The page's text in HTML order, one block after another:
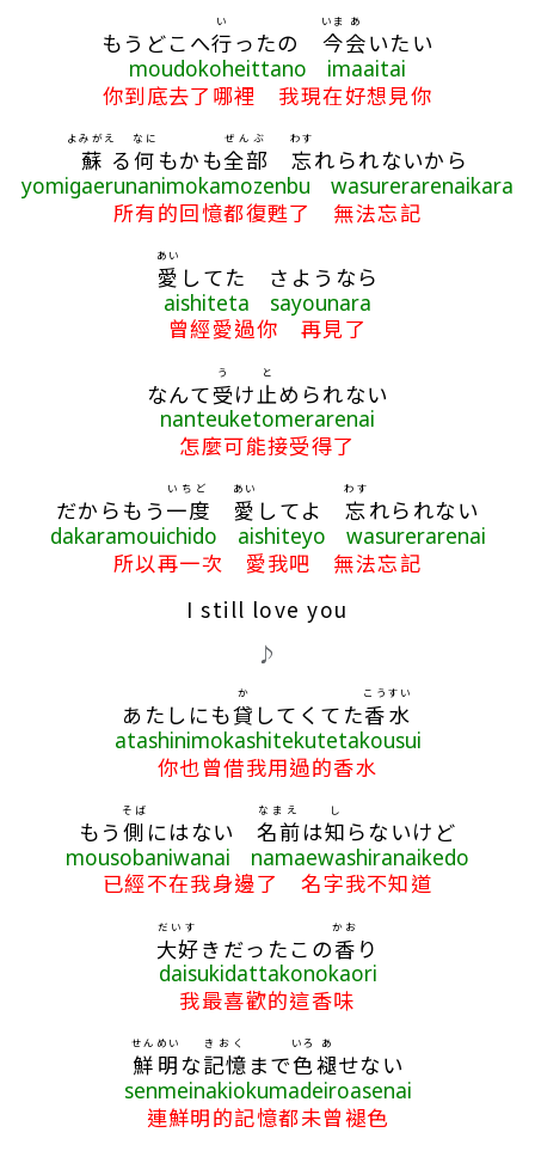
もうどこへ行
い
ったの 今
いま
会
あ
いたい
moudokoheittano imaaitai
你到底去了哪裡 我現在好想見你
蘇
よみがえ
る何
なに
もかも全部
ぜんぶ
忘
わす
れられないから
yomigaerunanimokamozenbu wasurerarenaikara
所有的回憶都復甦了 無法忘記
愛
あい
してた さようなら
aishiteta sayounara
曾經愛過你 再見了
なんて受
う
け 止
と
められない
nanteuketomerarenai
怎麼可能接受得了
だからもう 一度
いちど
愛
あい
してよ忘
わす
れられない
dakaramouichido aishiteyo wasurerarenai
所以再一次 愛我吧 無法忘記
I still love you
♪
あたしにも貸
か
してくてた香水
こうすい
atashinimokashitekutetakousui
你也曾借我用過的香水
もう 側
そば
にはない 名前
なまえ
は知
し
らないけど
mousobaniwanai namaewashiranaikedo
已經不在我身邊了 名字我不知道
大好
だいす
きだったこの香
かお
り
daisukidattakonokaori
我最喜歡的這香味
鮮明
せんめい
な記憶
きおく
まで色
いろ
褪
あ
せない
senmeinakiokumadeiroasenai
連鮮明的記憶都未曾褪色